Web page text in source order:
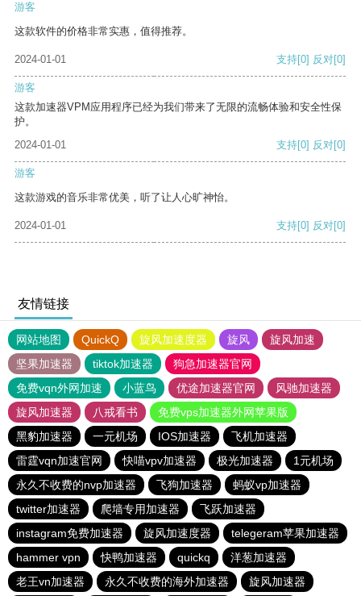
游客
这款软件的价格非常实惠，值得推荐。
2024-01-01 支持[0] 反对[0]
游客
这款加速器VPM应用程序已经为我们带来了无限的流畅体验和安全性保
护。
2024-01-01
支持[0] 反对[0]
游客
这款游戏的音乐非常优美，听了让人心旷神怡。
2024-01-01 支持[0] 反对[0]
友情链接
网站地图 QuickQ 旋风加速度器 旋风
旋风加速
坚果加速器
tiktok加速器
狗急加速器官网
免费vqn外网加速
小蓝鸟 优途加速器官网
风驰加速器
旋风加速器
八戒看书
免费vps加速器外网苹果版
黑豹加速器
一元机场 IOS加速器
飞机加速器
雷霆vqn加速官网
快喵vpv加速器 极光加速器
1元机场
永久不收费的nvp加速器
飞狗加速器
蚂蚁vp加速器
twitter加速器
爬墙专用加速器
飞跃加速器
instagram免费加速器
旋风加速度器
telegeram苹果加速器
hammer vpn
快鸭加速器 quickq
洋葱加速器
老王vn加速器
永久不收费的海外加速器 旋风加速器